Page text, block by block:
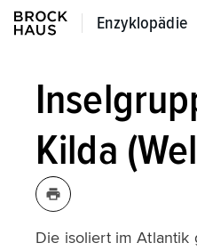
Enzyklopädie
Enzyklopädie
Kilda
Die isoliert im Atlantik